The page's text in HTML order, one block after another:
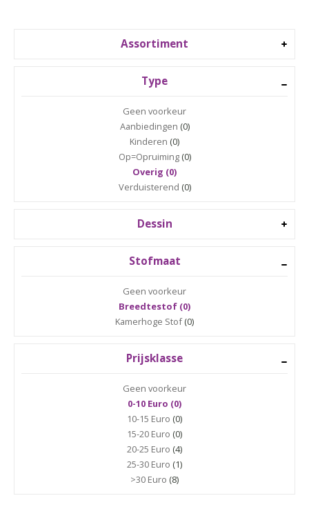
Assortiment
Type
Geen voorkeur
Aanbiedingen (0)
Kinderen (0)
Op=Opruiming(0)
Overig (0)
Verduisterend (0)
Dessin
Stofmaat
Geen voorkeur
Breedtestof (0)
Kamerhoge Stof(0)
Prijsklasse
Geen voorkeur
0-10 Euro (0)
10-15 Euro (0)
15-20 Euro (0)
20-25 Euro (4)
25-30 Euro (1)
>30 Euro (8)